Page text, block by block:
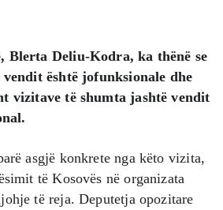
Blerta Deliu-Kodra, ka thënë se
është jofunksionale dhe
vizitave të shumta jashtë vendit
asgjë konkrete nga këto vizita,
të Kosovës në organizata
të reja. Deputetja opozitare